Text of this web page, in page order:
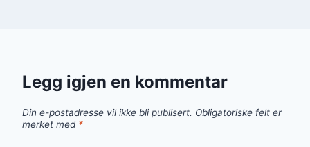
Legg igjen en kommentar
Din e-postadresse vil ikke bli publisert. Obligatoriske felt er
merket med *